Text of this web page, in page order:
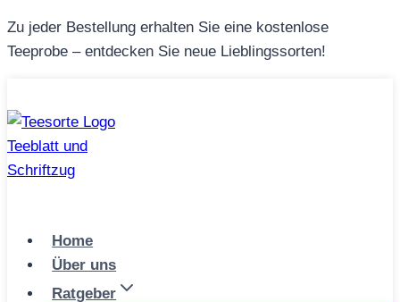
Zum
Inhalt
Zu jeder Bestellung erhalten Sie eine kostenlose
Teeprobe – entdecken Sie neue Lieblingssorten!
Home
Über uns
Ratgeber